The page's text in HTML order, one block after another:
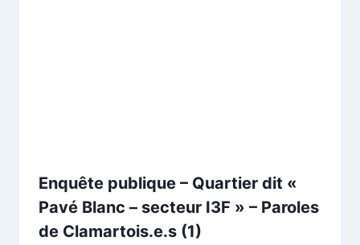
Enquête publique – Quartier dit «
Pavé Blanc – secteur I3F » – Paroles
de Clamartois.e.s (1)